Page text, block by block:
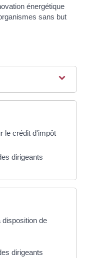
énergétique
sans but
le crédit d'impôt
dirigeants
disposition de
dirigeants